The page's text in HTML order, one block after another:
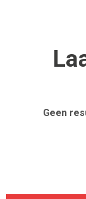
Geen